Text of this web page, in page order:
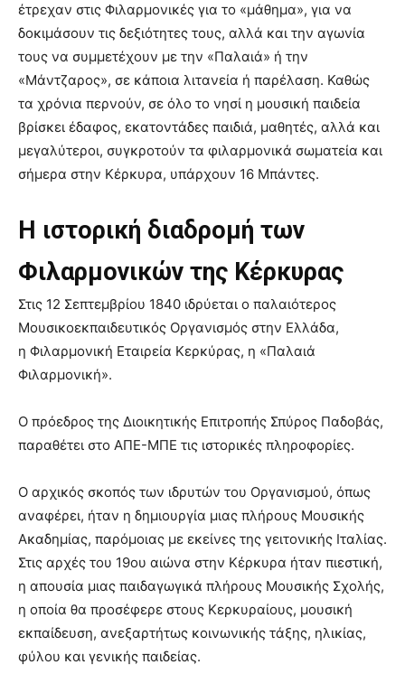
έτρεχαν στις Φιλαρμονικές για το «μάθημα», για να
δοκιμάσουν τις δεξιότητες τους, αλλά και την αγωνία
τους να συμμετέχουν με την «Παλαιά» ή την
«Μάντζαρος», σε κάποια λιτανεία ή παρέλαση. Καθώς
τα χρόνια περνούν, σε όλο το νησί η μουσική παιδεία
βρίσκει έδαφος, εκατοντάδες παιδιά, μαθητές, αλλά και
μεγαλύτεροι, συγκροτούν τα φιλαρμονικά σωματεία και
σήμερα στην Κέρκυρα, υπάρχουν 16 Μπάντες.
Η ιστορική διαδρομή των
Φιλαρμονικών της Κέρκυρας
Στις 12 Σεπτεμβρίου 1840 ιδρύεται ο παλαιότερος
Μουσικοεκπαιδευτικός Οργανισμός στην Ελλάδα,
η Φιλαρμονική Εταιρεία Κερκύρας, η «Παλαιά
Φιλαρμονική».
Ο πρόεδρος της Διοικητικής Επιτροπής Σπύρος Παδοβάς,
παραθέτει στο ΑΠΕ-ΜΠΕ τις ιστορικές πληροφορίες.
Ο αρχικός σκοπός των ιδρυτών του Οργανισμού, όπως
αναφέρει, ήταν η δημιουργία μιας πλήρους Μουσικής
Ακαδημίας, παρόμοιας με εκείνες της γειτονικής Ιταλίας.
Στις αρχές του 19ου αιώνα στην Κέρκυρα ήταν πιεστική,
η απουσία μιας παιδαγωγικά πλήρους Μουσικής Σχολής,
η οποία θα προσέφερε στους Κερκυραίους, μουσική
εκπαίδευση, ανεξαρτήτως κοινωνικής τάξης, ηλικίας,
φύλου και γενικής παιδείας.